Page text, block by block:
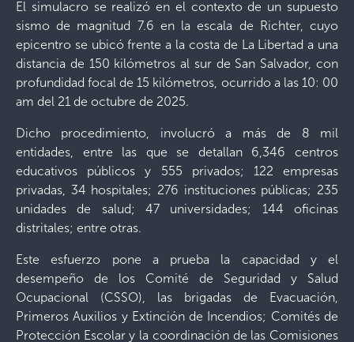
El simulacro se realizó en el contexto de un supuesto
sismo de magnitud 7.6 en la escala de Richter, cuyo
epicentro se ubicó frente a la costa de La Libertad a una
distancia de 150 kilómetros al sur de San Salvador, con
profundidad focal de 15 kilómetros, ocurrido a las 10: 00
am del 21 de octubre de 2025.
Dicho procedimiento, involucró a más de 8 mil
entidades, entre las que se detallan 6,346 centros
educativos públicos y 555 privados; 122 empresas
privadas, 34 hospitales; 276 instituciones públicas; 235
unidades de salud; 47 universidades; 144 oficinas
distritales; entre otras.
Este esfuerzo pone a prueba la capacidad y el
desempeño de los Comité de Seguridad y Salud
Ocupacional (CSSO), las brigadas de Evacuación,
Primeros Auxilios y Extinción de Incendios; Comités de
Protección Escolar y la coordinación de las Comisiones